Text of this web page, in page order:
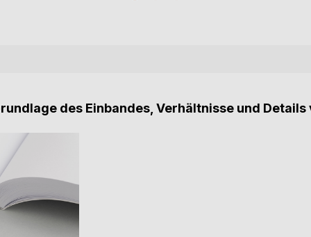
des Einbandes, Verhältnisse und